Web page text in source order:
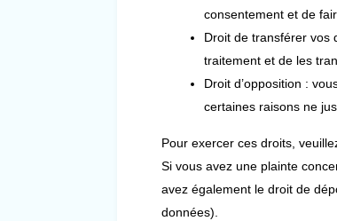
consentement et de
Droit de transférer vos
traitement et de les
Droit d’opposition :
certaines raisons ne
Pour exercer ces droits,
Si vous avez une plainte
avez également le droit de
données).